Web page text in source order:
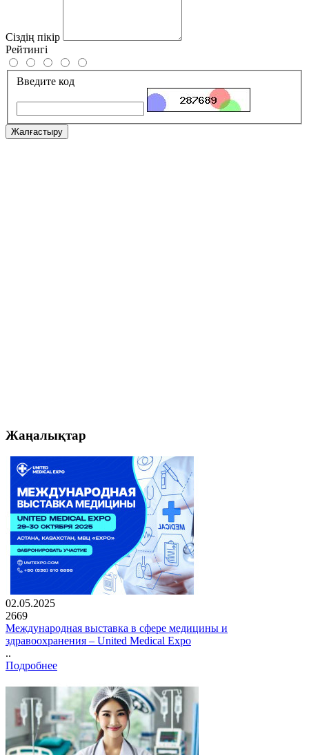
Сіздің пікір
Рейтингі
Введите код
Жалғастыру
Жаңалықтар
02.05.2025
2669
Международная выставка в сфере медицины и
здравоохранения – United Medical Expo
..
Подробнее